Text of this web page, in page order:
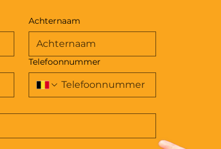
Achternaam
Telefoonnummer